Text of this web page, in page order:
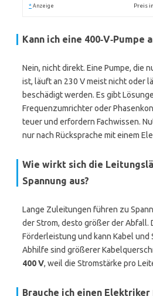
* Anzeige Preis
Kann ich eine 400‑V‑Pumpe
Nein, nicht direkt. Eine Pumpe, die
ist, läuft an 230 V meist nicht oder
beschädigt werden. Es gibt
Frequenzumrichter oder
teuer und erfordern Fachwissen.
nur nach Rücksprache mit einem
Wie wirkt sich die
Spannung aus?
Lange Zuleitungen führen zu
der Strom, desto größer der Abfall.
Förderleistung und kann Kabel
Abhilfe sind größerer
400 V, weil die Stromstärke pro
Brauche ich einen Elektriker